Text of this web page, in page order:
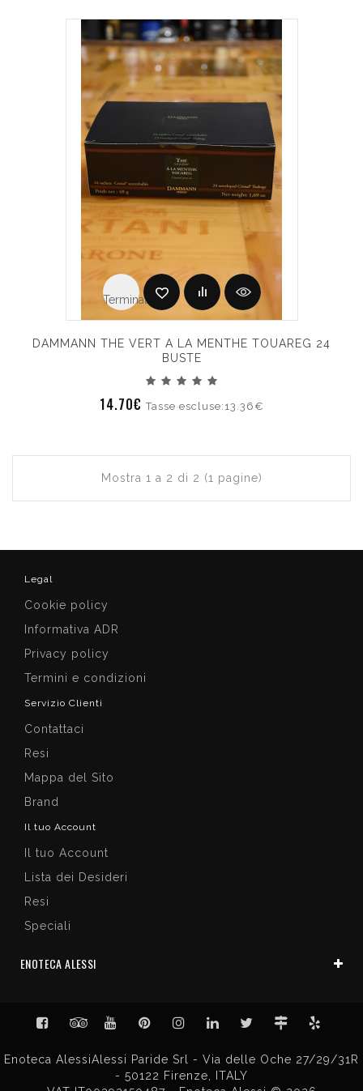
Terminato
DAMMANN THE VERT A LA MENTHE TOUAREG 24
BUSTE
14.70€Tasse escluse:13.36€
Mostra 1 a 2 di 2 (1 pagine)
Legal
Cookie policy
Informativa ADR
Privacy policy
Termini e condizioni
Servizio Clienti
Contattaci
Resi
Mappa del Sito
Brand
Il tuo Account
Il tuo Account
Lista dei Desideri
Resi
Speciali
ENOTECA ALESSI
Enoteca AlessiAlessi Paride Srl - Via delle Oche 27/29/31R
- 50122 Firenze, ITALY